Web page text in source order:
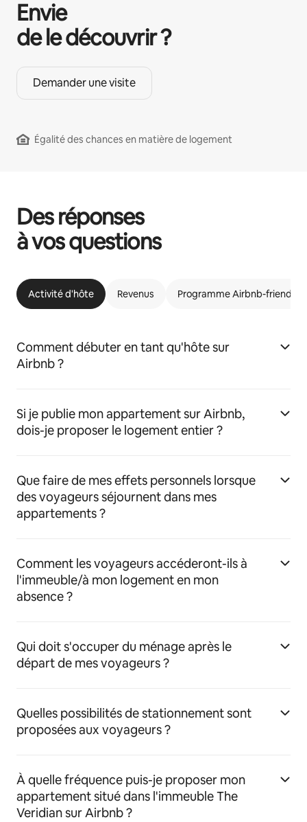
Envie
de le découvrir ?
Demander une visite
Égalité des chances en matière de logement
Des réponses
à vos questions
Activité d'hôte Revenus Programme Airbnb-friendly
Comment débuter en tant qu'hôte sur
Airbnb ?
Si je publie mon appartement sur Airbnb,
dois-je proposer le logement entier ?
Que faire de mes effets personnels lorsque
des voyageurs séjournent dans mes
appartements ?
Comment les voyageurs accéderont-ils à
l'immeuble/à mon logement en mon
absence ?
Qui doit s'occuper du ménage après le
départ de mes voyageurs ?
Quelles possibilités de stationnement sont
proposées aux voyageurs ?
À quelle fréquence puis-je proposer mon
appartement situé dans l'immeuble The
Veridian sur Airbnb ?